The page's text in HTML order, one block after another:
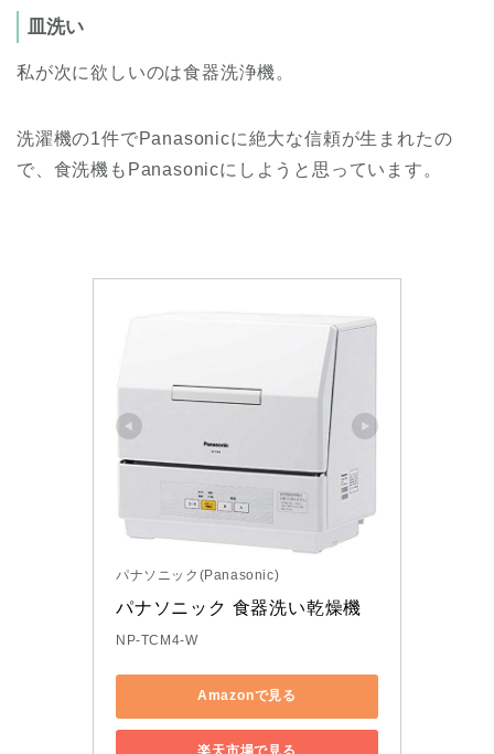
皿洗い
私が次に欲しいのは食器洗浄機。
洗濯機の1件でPanasonicに絶大な信頼が生まれたの
で、食洗機もPanasonicにしようと思っています。
パナソニック(Panasonic)
パナソニック 食器洗い乾燥機
NP-TCM4-W
Amazonで見る